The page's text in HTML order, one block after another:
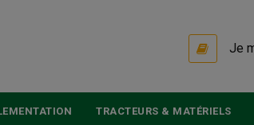
Je
TRACTEURS & MATÉRIELS